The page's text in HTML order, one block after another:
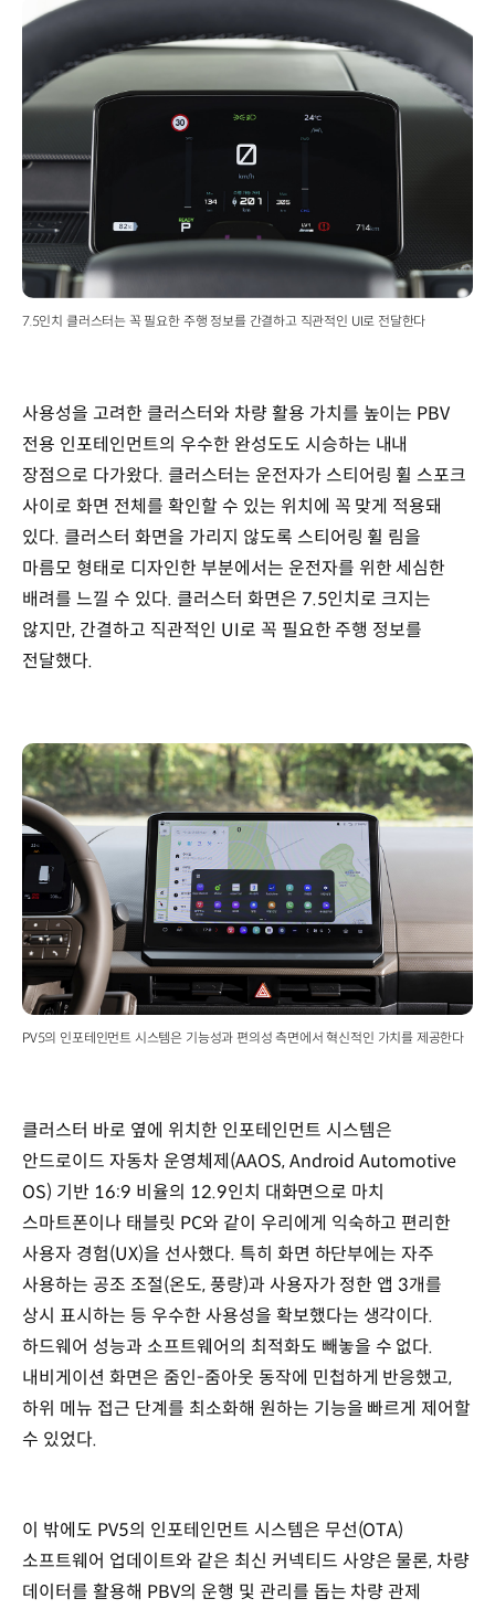
7.5인치 클러스터는 꼭 필요한 주행 정보를 간결하고 직관적인 UI로 전달한다
사용성을 고려한 클러스터와 차량 활용 가치를 높이는 PBV
전용 인포테인먼트의 우수한 완성도도 시승하는 내내
장점으로 다가왔다. 클러스터는 운전자가 스티어링 휠 스포크
사이로 화면 전체를 확인할 수 있는 위치에 꼭 맞게 적용돼
있다. 클러스터 화면을 가리지 않도록 스티어링 휠 림을
마름모 형태로 디자인한 부분에서는 운전자를 위한 세심한
배려를 느낄 수 있다. 클러스터 화면은 7.5인치로 크지는
않지만, 간결하고 직관적인 UI로 꼭 필요한 주행 정보를
전달했다.
PV5의 인포테인먼트 시스템은 기능성과 편의성 측면에서 혁신적인 가치를 제공한다
클러스터 바로 옆에 위치한 인포테인먼트 시스템은
안드로이드 자동차 운영체제(AAOS, Android Automotive
OS) 기반 16:9 비율의 12.9인치 대화면으로 마치
스마트폰이나 태블릿 PC와 같이 우리에게 익숙하고 편리한
사용자 경험(UX)을 선사했다. 특히 화면 하단부에는 자주
사용하는 공조 조절(온도, 풍량)과 사용자가 정한 앱 3개를
상시 표시하는 등 우수한 사용성을 확보했다는 생각이다.
하드웨어 성능과 소프트웨어의 최적화도 빼놓을 수 없다.
내비게이션 화면은 줌인-줌아웃 동작에 민첩하게 반응했고,
하위 메뉴 접근 단계를 최소화해 원하는 기능을 빠르게 제어할
수 있었다.
이 밖에도 PV5의 인포테인먼트 시스템은 무선(OTA)
소프트웨어 업데이트와 같은 최신 커넥티드 사양은 물론, 차량
데이터를 활용해 PBV의 운행 및 관리를 돕는 차량 관제